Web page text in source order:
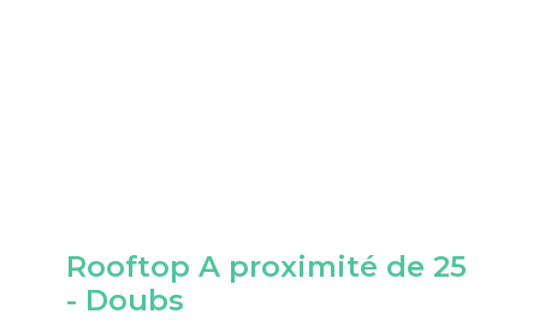
Rooftop A proximité de 25
- Doubs